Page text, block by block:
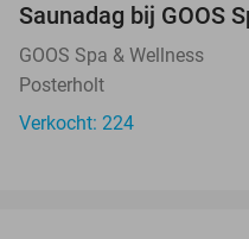
Saunadag bij GOOS
GOOS Spa & Wellness
Posterholt
Verkocht: 224